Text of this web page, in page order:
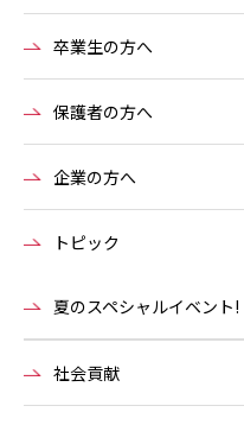
卒業生の方へ
保護者の方へ
企業の方へ
トピック
夏のスペシャルイベント!
社会貢献